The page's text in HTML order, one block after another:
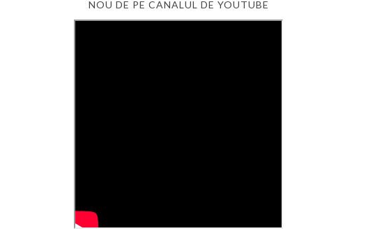
NOU DE PE CANALUL DE YOUTUBE